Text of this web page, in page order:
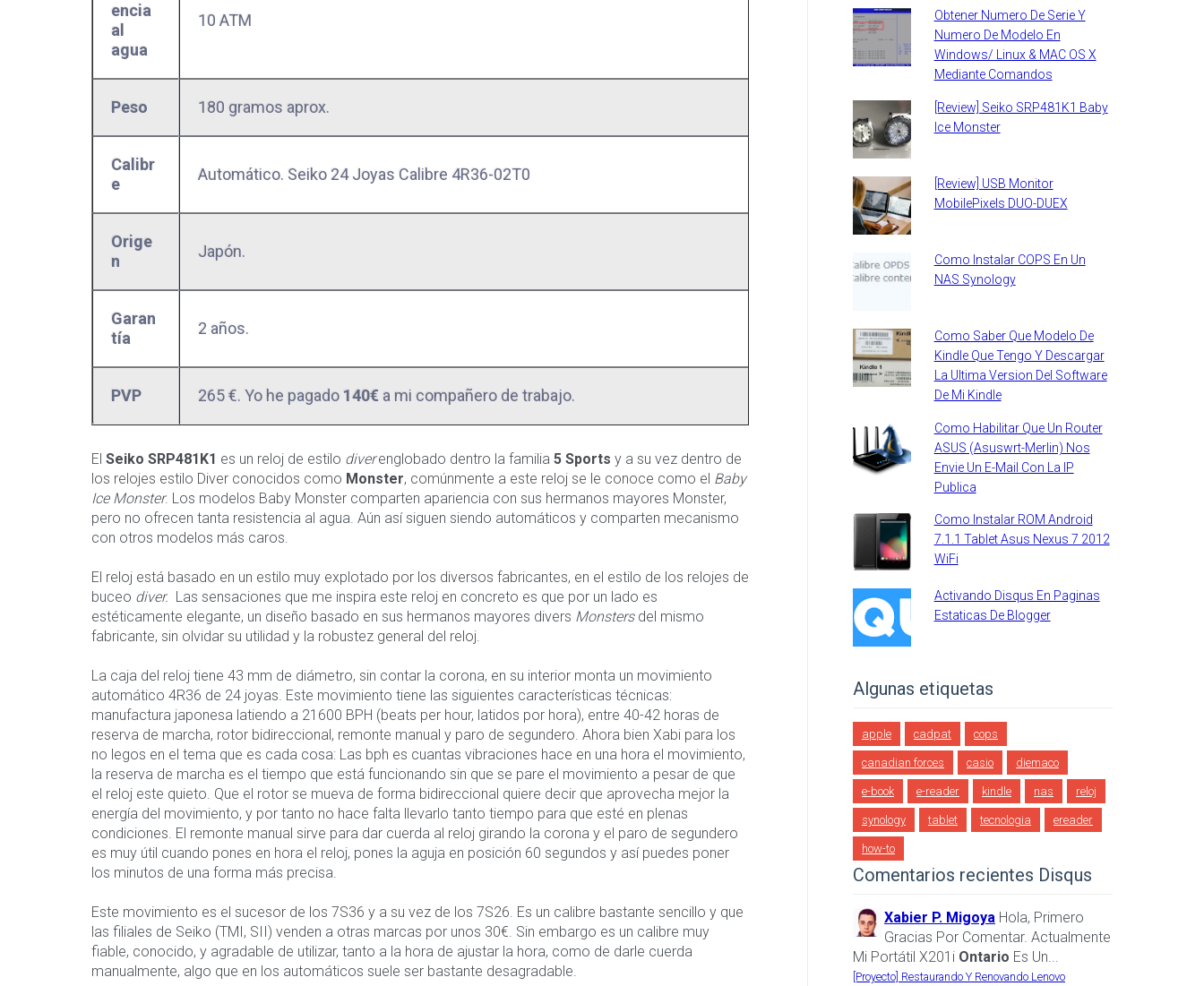
encia
al
agua
10 ATM
Peso 180 gramos aprox.
Calibr
e
Automático. Seiko 24 Joyas Calibre 4R36-02T0
Orige
n
Japón.
Garan
tía
2 años.
PVP 265 €. Yo he pagado 140€ a mi compañero de trabajo.
El Seiko SRP481K1 es un reloj de estilo diver englobado dentro la familia 5 Sports y a su vez dentro de
los relojes estilo Diver conocidos como Monster, comúnmente a este reloj se le conoce como el Baby
Ice Monster. Los modelos Baby Monster comparten apariencia con sus hermanos mayores Monster,
pero no ofrecen tanta resistencia al agua. Aún así siguen siendo automáticos y comparten mecanismo
con otros modelos más caros.
El reloj está basado en un estilo muy explotado por los diversos fabricantes, en el estilo de los relojes de
buceo diver. Las sensaciones que me inspira este reloj en concreto es que por un lado es
estéticamente elegante, un diseño basado en sus hermanos mayores divers Monstersdel mismo
fabricante, sin olvidar su utilidad y la robustez general del reloj.
La caja del reloj tiene 43 mm de diámetro, sin contar la corona, en su interior monta un movimiento
automático 4R36 de 24 joyas. Este movimiento tiene las siguientes características técnicas:
manufactura japonesa latiendo a 21600 BPH (beats per hour, latidos por hora), entre 40-42 horas de
reserva de marcha, rotor bidireccional, remonte manual y paro de segundero. Ahora bien Xabi para los
no legos en el tema que es cada cosa: Las bph es cuantas vibraciones hace en una hora el movimiento,
la reserva de marcha es el tiempo que está funcionando sin que se pare el movimiento a pesar de que
el reloj este quieto. Que el rotor se mueva de forma bidireccional quiere decir que aprovecha mejor la
energía del movimiento, y por tanto no hace falta llevarlo tanto tiempo para que esté en plenas
condiciones. El remonte manual sirve para dar cuerda al reloj girando la corona y el paro de segundero
es muy útil cuando pones en hora el reloj, pones la aguja en posición 60 segundos y así puedes poner
los minutos de una forma más precisa.
Este movimiento es el sucesor de los 7S36 y a su vez de los 7S26. Es un calibre bastante sencillo y que
las filiales de Seiko (TMI, SII) venden a otras marcas por unos 30€. Sin embargo es un calibre muy
fiable, conocido, y agradable de utilizar, tanto a la hora de ajustar la hora, como de darle cuerda
manualmente, algo que en los automáticos suele ser bastante desagradable.
Obtener Numero De Serie Y
Numero De Modelo En
Windows/ Linux & MAC OS X
Mediante Comandos
[Review] Seiko SRP481K1 Baby
Ice Monster
[Review] USB Monitor
MobilePixels DUO-DUEX
Como Instalar COPS En Un
NAS Synology
Como Saber Que Modelo De
Kindle Que Tengo Y Descargar
La Ultima Version Del Software
De Mi Kindle
Como Habilitar Que Un Router
ASUS (Asuswrt-Merlin) Nos
Envie Un E-Mail Con La IP
Publica
Como Instalar ROM Android
7.1.1 Tablet Asus Nexus 7 2012
WiFi
Activando Disqus En Paginas
Estaticas De Blogger
Algunas etiquetas
apple cadpat cops
canadian forces casio diemaco
e-book e-reader kindle nas reloj
synology tablet tecnologia ereader
how-to
Comentarios recientes Disqus
Xabier P. Migoya Hola, Primero
Gracias Por Comentar. Actualmente
Mi Portátil X201i Ontario Es Un...
[Proyecto] Restaurando Y Renovando Lenovo